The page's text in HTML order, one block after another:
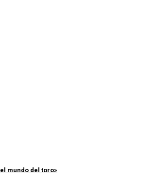
mundo del toro»